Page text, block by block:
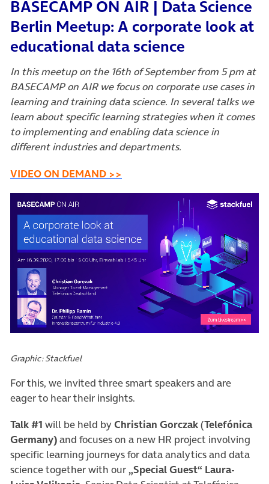
BASECAMP ON AIR | Data Science
Berlin Meetup: A corporate look at
educational data science
In this meetup on the 16th of September from 5 pm at
BASECAMP on AIR we focus on corporate use cases in
learning and training data science. In several talks we
learn about specific learning strategies when it comes
to implementing and enabling data science in
different industries and departments.
VIDEO ON DEMAND >>
(öffnet in neuem Tab)
Graphic: Stackfuel
For this, we invited three smart speakers and are
eager to hear their insights.
Talk #1 will be held byChristian Gorczak(Telefónica
Germany)and focuses on a new HR project involving
specific learning journeys for data analytics and data
science together with our„Special Guest“ Laura-